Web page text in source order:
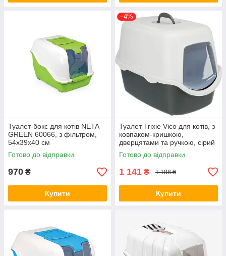
Туалет-бокс для котів NETA
GREEN 60066, з фільтром,
54x39x40 см
Готово до відправки
970 ₴
Купити
–4%
Туалет Trixie Vico для котів, з
ковпаком-кришкою,
дверцятами та ручкою, сірий
40х40х56 см (*)
Готово до відправки
1 141 ₴ 1 188 ₴
Купити